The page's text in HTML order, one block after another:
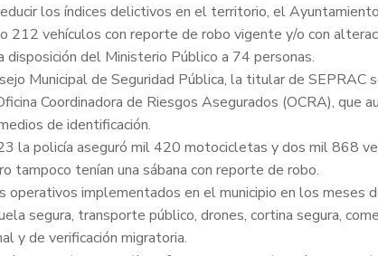
los índices delictivos en el territorio, el
212 vehículos con reporte de robo vigente y/o con
disposición del Ministerio Público a 74 personas.
Municipal de Seguridad Pública, la titular de
Coordinadora de Riesgos Asegurados (OCRA),
de identificación.
la policía aseguró mil 420 motocicletas y dos mil 868
tampoco tenían una sábana con reporte de robo.
operativos implementados en el municipio en los
segura, transporte público, drones, cortina segura,
y de verificación migratoria.